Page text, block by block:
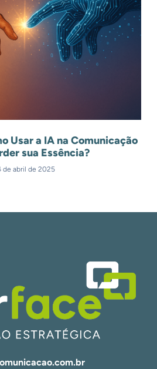
Usar a IA na Comunicação
sua Essência?
de abril de 2025